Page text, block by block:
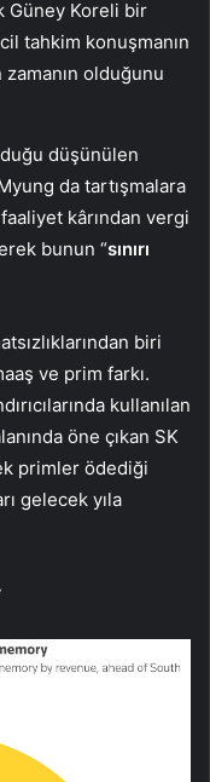
Güney Koreli bir
tahkim konuşmanın
olduğunu
düşünülen
da tartışmalara
kârından vergi
bunun “sınırı
biri
ve prim farkı.
kullanılan
öne çıkan SK
primler ödediği
gelecek yıla